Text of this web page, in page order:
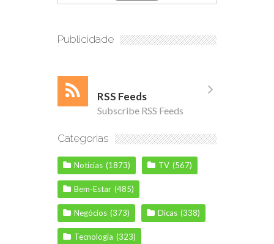
Publicidade
RSS Feeds
Subscribe RSS Feeds
Categorias
Notícias (1873) TV (567)
Bem-Estar (485)
Negócios (373) Dicas (338)
Tecnologia (323)